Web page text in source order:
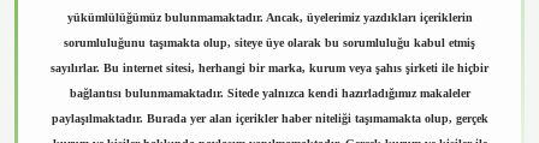
yükümlülüğümüz bulunmamaktadır. Ancak, üyelerimiz yazdıkları içeriklerin
sorumluluğunu taşımakta olup, siteye üye olarak bu sorumluluğu kabul etmiş
sayılırlar. Bu internet sitesi, herhangi bir marka, kurum veya şahıs şirketi ile hiçbir
bağlantısı bulunmamaktadır. Sitede yalnızca kendi hazırladığımız makaleler
paylaşılmaktadır. Burada yer alan içerikler haber niteliği taşımamakta olup, gerçek